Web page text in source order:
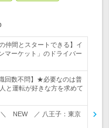
仲間とスタートできる】イ
マーケット」のドライバー
回数不問】★必要なのは普
と運転が好きな方を求めて
＼ NEW ／ 八王子：東京